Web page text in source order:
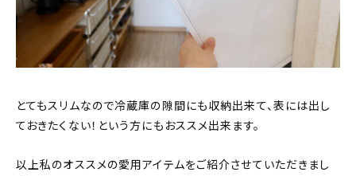
とてもスリムなので冷蔵庫の隙間にも収納出来て、表には出し
ておきたくない！という方にもおススメ出来ます。
以上私のオススメの愛用アイテムをご紹介させていただきまし